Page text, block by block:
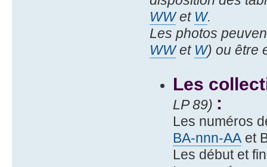
WWet W.
Les photos
WWet W) ou être
Les
LP 89) :
Les numéros
BA-nnn-AAet
Les début et